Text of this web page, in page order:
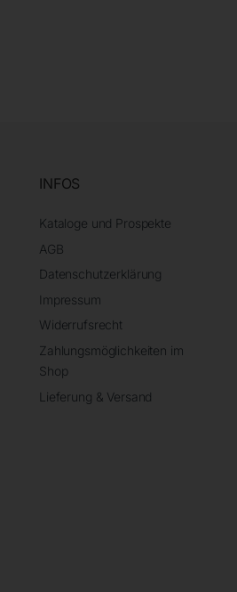
INFOS
Kataloge und Prospekte
AGB
Datenschutzerklärung
Impressum
Widerrufsrecht
Zahlungsmöglichkeiten im
Shop
Lieferung & Versand